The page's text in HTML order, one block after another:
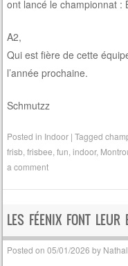
ont lancé le championnat :
A2,
Qui est fière de cette
l’année prochaine.
Schmutzz
Posted in Indoor |Tagged
frisb ,frisbee ,fun ,indoor,
a comment
LES FÉENIX FONT LEUR
Posted on05/01/2026 by